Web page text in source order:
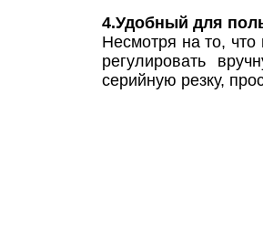
4.Удобный для
Несмотря на то,
регулировать
серийную резку,